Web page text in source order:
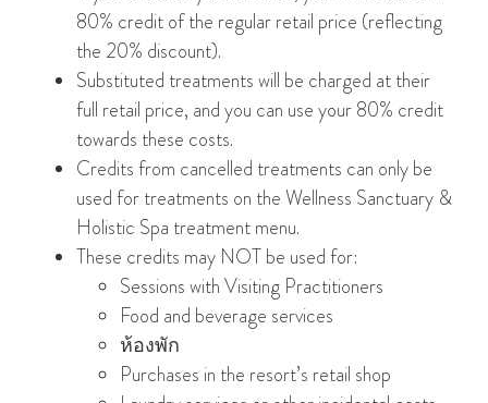
80% credit of the regular retail price (reflecting
the 20% discount).
Substituted treatments will be charged at their
full retail price, and you can use your 80% credit
towards these costs.
Credits from cancelled treatments can only be
used for treatments on the Wellness Sanctuary &
Holistic Spa treatment menu.
These credits may NOT be used for:
Sessions with Visiting Practitioners
Food and beverage services
ห้องพัก
Purchases in the resort’s retail shop